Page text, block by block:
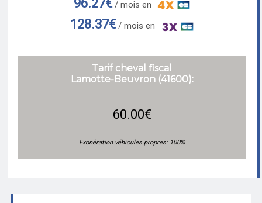
96.27€/ mois en
128.37€/ mois en
Tarif cheval fiscal
Lamotte-Beuvron (41600):
60.00€
Exonération véhicules propres: 100%